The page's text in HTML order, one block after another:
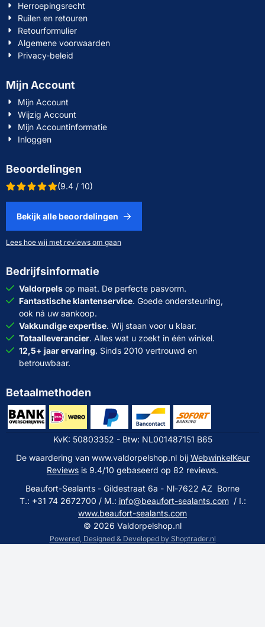
Herroepingsrecht
Ruilen en retouren
Retourformulier
Algemene voorwaarden
Privacy-beleid
Mijn Account
Mijn Account
Wijzig Account
Mijn Accountinformatie
Inloggen
Beoordelingen
(9.4 / 10)
Bekijk alle beoordelingen
Lees hoe wij met reviews om gaan
Bedrijfsinformatie
Valdorpels op maat. De perfecte pasvorm.
Fantastische klantenservice. Goede ondersteuning,
ook ná uw aankoop.
Vakkundige expertise. Wij staan voor u klaar.
Totaalleverancier. Alles wat u zoekt in één winkel.
12,5+ jaar ervaring. Sinds 2010 vertrouwd en
betrouwbaar.
Betaalmethoden
KvK: 50803352 - Btw: NL001487151 B65
De waardering van www.valdorpelshop.nl bij WebwinkelKeur
Reviews is 9.4/10 gebaseerd op 82 reviews.
Beaufort-Sealants - Gildestraat 6a - Nl-7622 AZ Borne
T.: +31 74 2672700 / M.: info@beaufort-sealants.com/ I.:
www.beaufort-sealants.com
© 2026 Valdorpelshop.nl
Powered, Designed & Developed by Shoptrader.nl